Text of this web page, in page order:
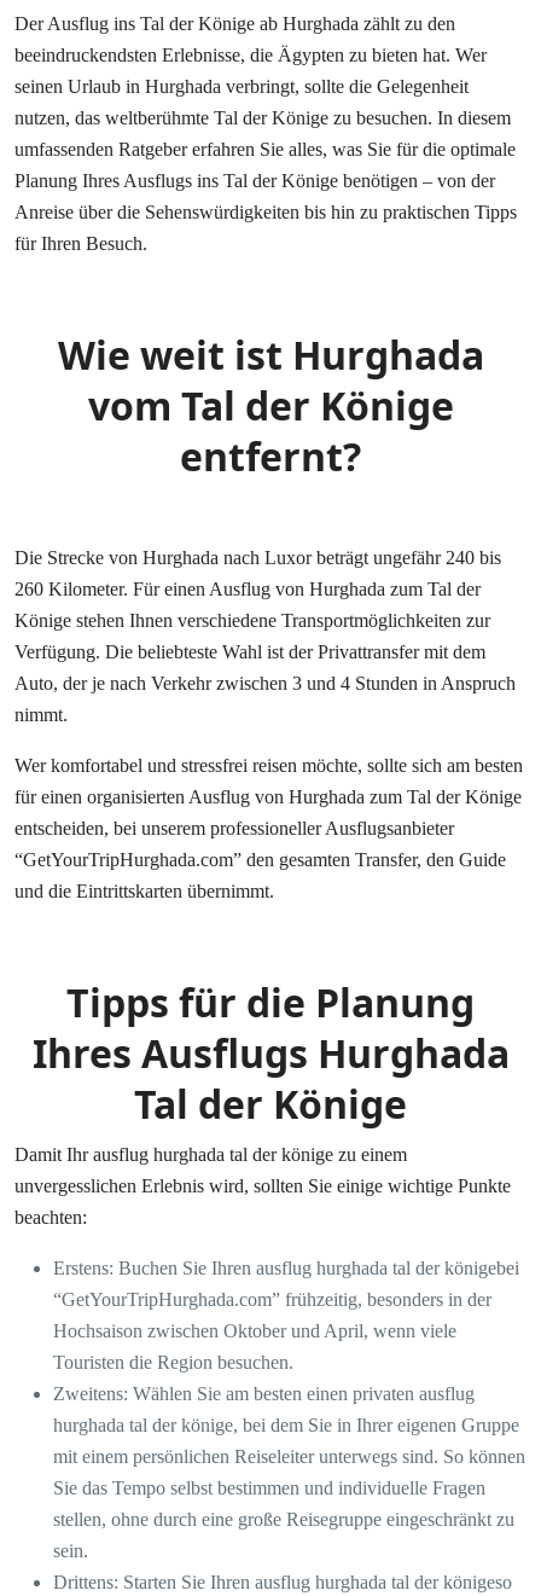
Der Ausflug ins Tal der Könige ab Hurghada zählt zu den
beeindruckendsten Erlebnisse, die Ägypten zu bieten hat. Wer
seinen Urlaub in Hurghada verbringt, sollte die Gelegenheit
nutzen, das weltberühmte Tal der Könige zu besuchen. In diesem
umfassenden Ratgeber erfahren Sie alles, was Sie für die optimale
Planung Ihres Ausflugs ins Tal der Könige benötigen – von der
Anreise über die Sehenswürdigkeiten bis hin zu praktischen Tipps
für Ihren Besuch.
Wie weit ist Hurghada
vom Tal der Könige
entfernt?
Die Strecke von Hurghada nach Luxor beträgt ungefähr 240 bis
260 Kilometer. Für einen Ausflug von Hurghada zum Tal der
Könige stehen Ihnen verschiedene Transportmöglichkeiten zur
Verfügung. Die beliebteste Wahl ist der Privattransfer mit dem
Auto, der je nach Verkehr zwischen 3 und 4 Stunden in Anspruch
nimmt.
Wer komfortabel und stressfrei reisen möchte, sollte sich am besten
für einen organisierten Ausflug von Hurghada zum Tal der Könige
entscheiden, bei unserem professioneller Ausflugsanbieter
“GetYourTripHurghada.com” den gesamten Transfer, den Guide
und die Eintrittskarten übernimmt.
Tipps für die Planung
Ihres Ausflugs Hurghada
Tal der Könige
Damit Ihr ausflug hurghada tal der könige zu einem
unvergesslichen Erlebnis wird, sollten Sie einige wichtige Punkte
beachten:
Erstens: Buchen Sie Ihren ausflug hurghada tal der königebei
“GetYourTripHurghada.com” frühzeitig, besonders in der
Hochsaison zwischen Oktober und April, wenn viele
Touristen die Region besuchen.
Zweitens: Wählen Sie am besten einen privaten ausflug
hurghada tal der könige, bei dem Sie in Ihrer eigenen Gruppe
mit einem persönlichen Reiseleiter unterwegs sind. So können
Sie das Tempo selbst bestimmen und individuelle Fragen
stellen, ohne durch eine große Reisegruppe eingeschränkt zu
sein.
Drittens: Starten Sie Ihren ausflug hurghada tal der königeso